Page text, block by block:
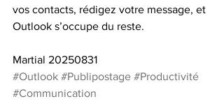
vos contacts, rédigez votre message, et
Outlook s’occupe du reste.
Martial 20250831
#Outlook #Publipostage #Productivité
#Communication